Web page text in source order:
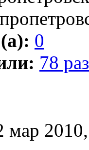
0
78 раз
мар